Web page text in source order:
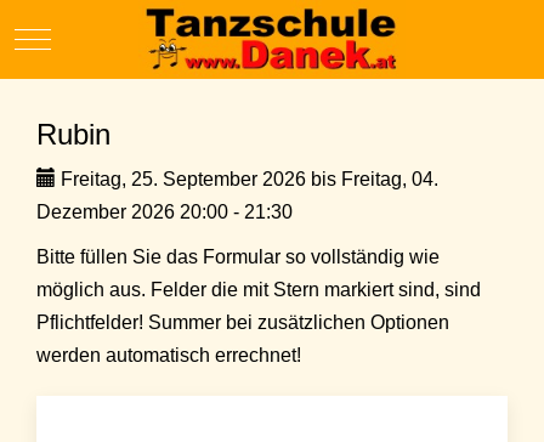
Mobile Menu Toggle
Rubin
Freitag, 25. September 2026 bis Freitag, 04.
Dezember 2026 20:00 - 21:30
Bitte füllen Sie das Formular so vollständig wie
möglich aus. Felder die mit Stern markiert sind, sind
Pflichtfelder! Summer bei zusätzlichen Optionen
werden automatisch errechnet!